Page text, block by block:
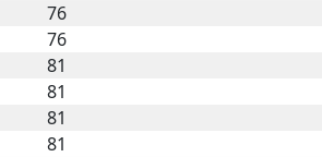
76
76
81
81
81
81